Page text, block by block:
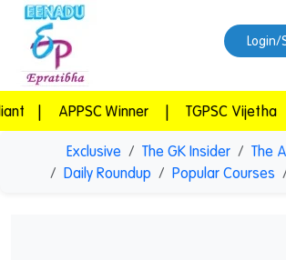
Exclusive The GK Insider
The
Daily Roundup
Popular Courses
Login/
| APPSC Winner | TGPSC Vijetha |